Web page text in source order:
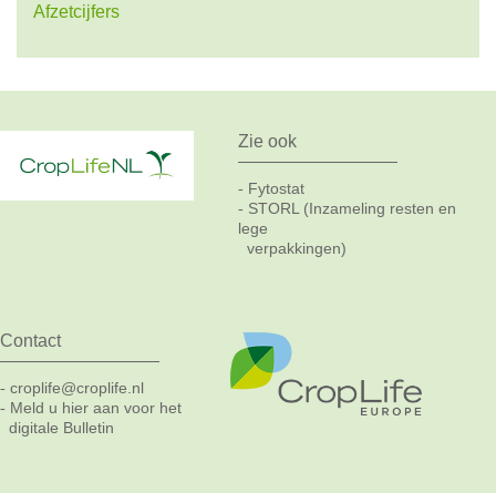
Afzetcijfers
Zie ook
- Fytostat
- STORL (Inzameling resten en
lege
verpakkingen)
Contact
- croplife@croplife.nl
- Meld u hier aan voor het
digitale Bulletin